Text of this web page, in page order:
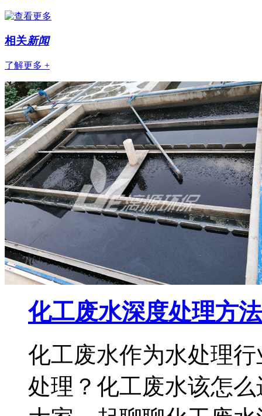
相关新闻
了解更多 +
化工废水深度处理方法
化工废水作为水处理
处理？化工废水该怎